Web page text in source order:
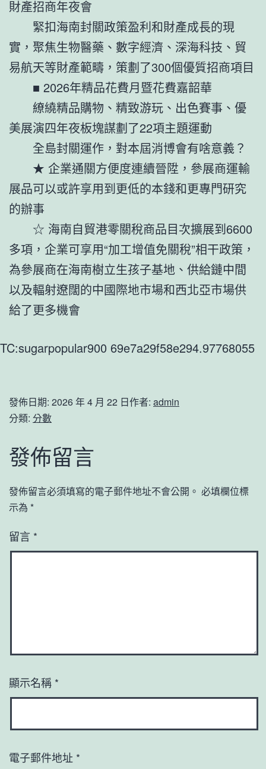
財產招商年夜會
緊扣海南封關政策盈利和財產成長的現
實，聚焦生物醫藥、數字經濟、深海科技、貿
易航天等財產範疇，策劃了300個優質招商項目
■ 2026年精品花費月暨花費嘉韶華
繚繞精品購物、精致游玩、出色賽事、優
美展演四年夜板塊謀劃了22項主題運動
全島封關運作，對本屆消博會有啥意義？
★ 企業通關方便度連續晉陞，參展商運輸
展品可以或許享用到更低的本錢和更專門研究
的辦事
☆ 海南自貿港零關稅商品目次擴展到6600
多項，企業可享用“加工增值免關稅”相干政策，
為參展商在海南樹立生孩子基地、供給鏈中間
以及輻射遼闊的中國際地市場和西北亞市場供
給了更多機會
TC:sugarpopular900 69e7a29f58e294.97768055
發佈日期: 2026 年 4 月 22 日作者: admin
分類: 分數
發佈留言
發佈留言必須填寫的電子郵件地址不會公開。 必填欄位標
示為 *
留言 *
顯示名稱 *
電子郵件地址 *